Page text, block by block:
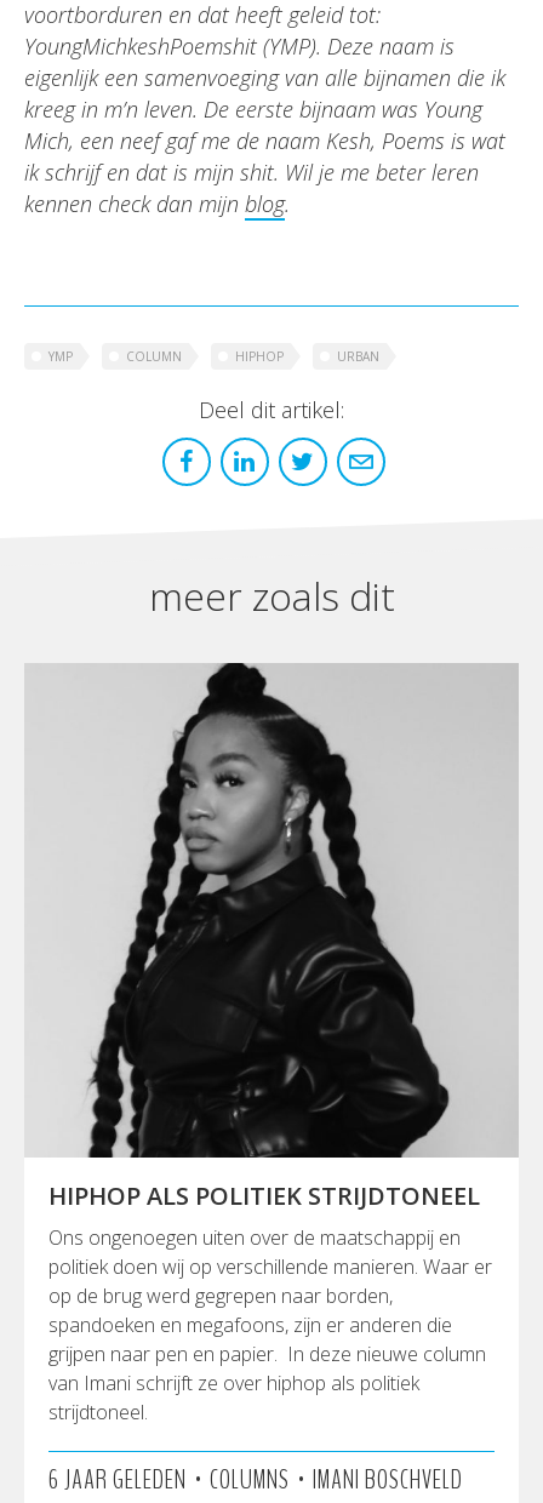
voortborduren en dat heeft geleid tot:
YoungMichkeshPoemshit (YMP). Deze naam is
eigenlijk een samenvoeging van alle bijnamen die ik
kreeg in m’n leven. De eerste bijnaam was Young
Mich, een neef gaf me de naam Kesh, Poems is wat
ik schrijf en dat is mijn shit. Wil je me beter leren
kennen check dan mijn blog.
YMP COLUMN HIPHOP URBAN
Deel dit artikel:
meer zoals dit
HIPHOP ALS POLITIEK STRIJDTONEEL
Ons ongenoegen uiten over de maatschappij en
politiek doen wij op verschillende manieren. Waar er
op de brug werd gegrepen naar borden,
spandoeken en megafoons, zijn er anderen die
grijpen naar pen en papier. In deze nieuwe column
van Imani schrijft ze over hiphop als politiek
strijdtoneel.
6 JAAR GELEDEN • COLUMNS • IMANI BOSCHVELD